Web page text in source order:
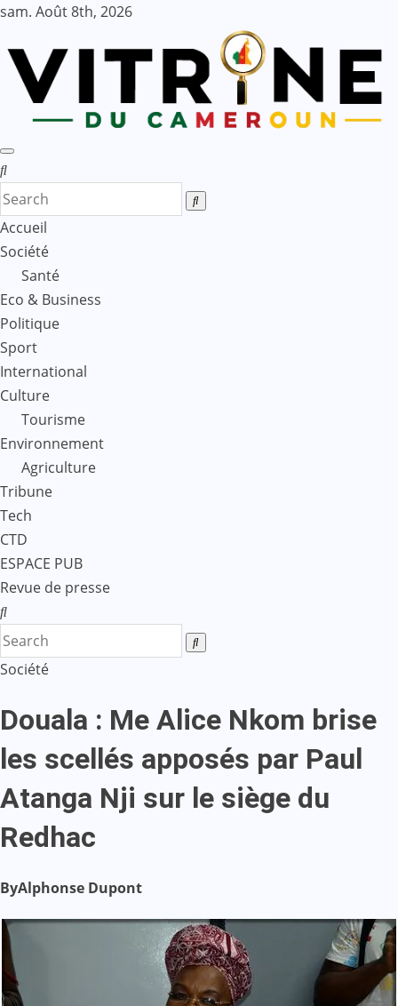
Skip
content
sam. Août 8th, 2026
Accueil
Société
Santé
Eco & Business
Politique
Sport
International
Culture
Tourisme
Environnement
Agriculture
Tribune
Tech
CTD
ESPACE PUB
Revue de presse
Société
Douala : Me Alice Nkom brise
les scellés apposés par Paul
Atanga Nji sur le siège du
Redhac
ByAlphonse Dupont